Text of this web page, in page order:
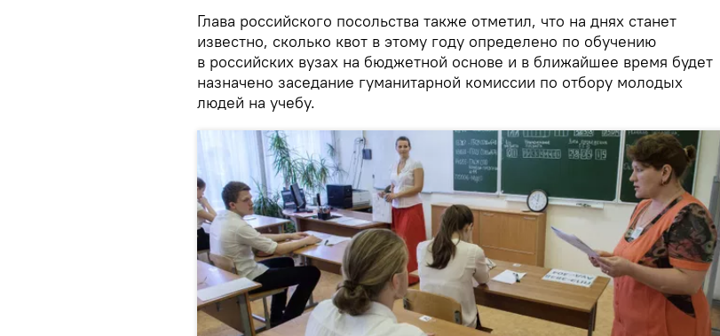
Глава российского посольства также отметил, что на днях станет
известно, сколько квот в этому году определено по обучению
в российских вузах на бюджетной основе и в ближайшее время будет
назначено заседание гуманитарной комиссии по отбору молодых
людей на учебу.